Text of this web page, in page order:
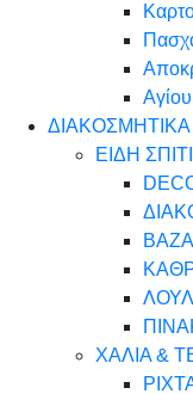
ΔΙΑΚΟΣΜΗΤΙΚΑ
ΕΙΔΗ
ΒΑΖΑ
ΧΑΛΙΑ &